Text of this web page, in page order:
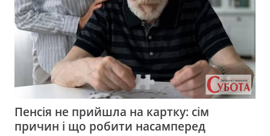
Пенсія не прийшла на картку: сім
причин і що робити насамперед